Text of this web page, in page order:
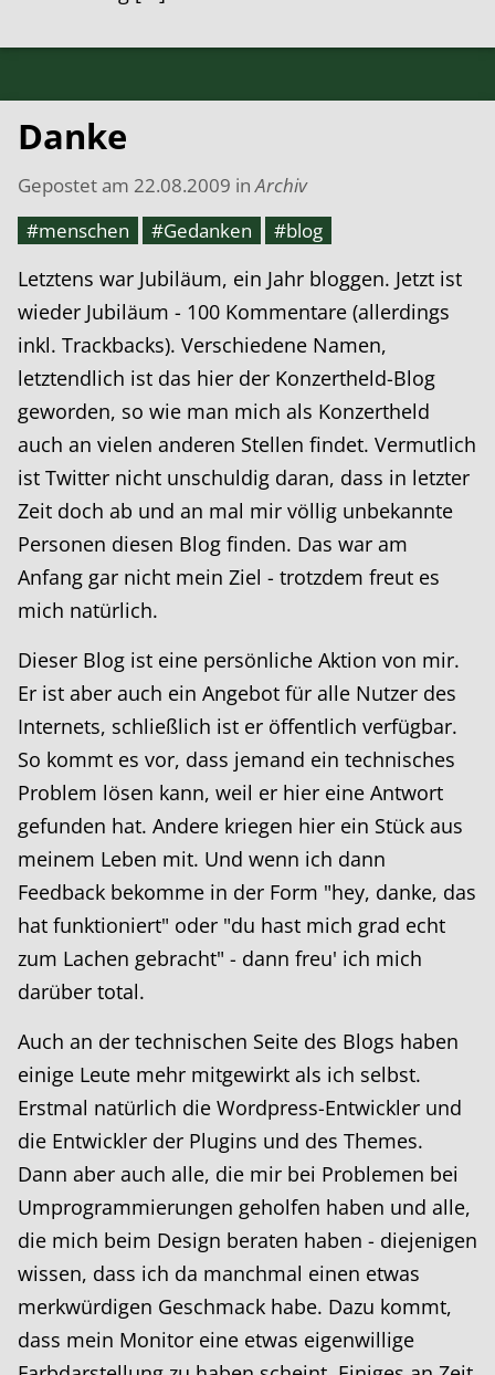
Danke
Gepostet am 22.08.2009 in Archiv
#menschen
#Gedanken
#blog
Letztens war Jubiläum, ein Jahr bloggen. Jetzt ist
wieder Jubiläum - 100 Kommentare (allerdings
inkl. Trackbacks). Verschiedene Namen,
letztendlich ist das hier der Konzertheld-Blog
geworden, so wie man mich als Konzertheld
auch an vielen anderen Stellen findet. Vermutlich
ist Twitter nicht unschuldig daran, dass in letzter
Zeit doch ab und an mal mir völlig unbekannte
Personen diesen Blog finden. Das war am
Anfang gar nicht mein Ziel - trotzdem freut es
mich natürlich.
Dieser Blog ist eine persönliche Aktion von mir.
Er ist aber auch ein Angebot für alle Nutzer des
Internets, schließlich ist er öffentlich verfügbar.
So kommt es vor, dass jemand ein technisches
Problem lösen kann, weil er hier eine Antwort
gefunden hat. Andere kriegen hier ein Stück aus
meinem Leben mit. Und wenn ich dann
Feedback bekomme in der Form "hey, danke, das
hat funktioniert" oder "du hast mich grad echt
zum Lachen gebracht" - dann freu' ich mich
darüber total.
Auch an der technischen Seite des Blogs haben
einige Leute mehr mitgewirkt als ich selbst.
Erstmal natürlich die Wordpress-Entwickler und
die Entwickler der Plugins und des Themes.
Dann aber auch alle, die mir bei Problemen bei
Umprogrammierungen geholfen haben und alle,
die mich beim Design beraten haben - diejenigen
wissen, dass ich da manchmal einen etwas
merkwürdigen Geschmack habe. Dazu kommt,
dass mein Monitor eine etwas eigenwillige